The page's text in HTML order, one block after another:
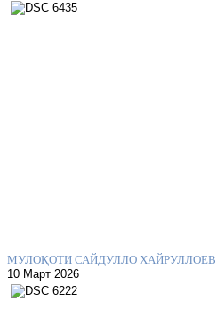
МУЛОҚОТИ САЙДУЛЛО
10 Март 2026